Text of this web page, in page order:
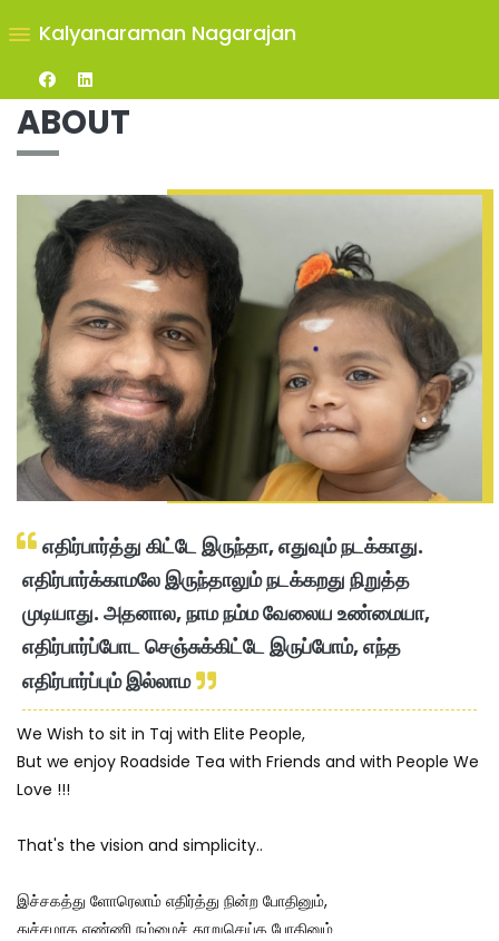
Kalyanaraman Nagarajan
ABOUT
எதிர்பார்த்து கிட்டே இருந்தா, எதுவும் நடக்காது.
எதிர்பார்க்காமலே இருந்தாலும் நடக்கறது நிறுத்த
முடியாது. அதனால, நாம நம்ம வேலைய உண்மையா,
எதிர்பார்ப்போட செஞ்சுக்கிட்டே இருப்போம், எந்த
எதிர்பார்ப்பும் இல்லாம
We Wish to sit in Taj with Elite People,
But we enjoy Roadside Tea with Friends and with People We
Love !!!
That's the vision and simplicity..
இச்சகத்து ளோரெலாம் எதிர்த்து நின்ற போதினும்,
துச்சமாக எண்ணி நம்மைச் தூறுசெய்த போதினும்